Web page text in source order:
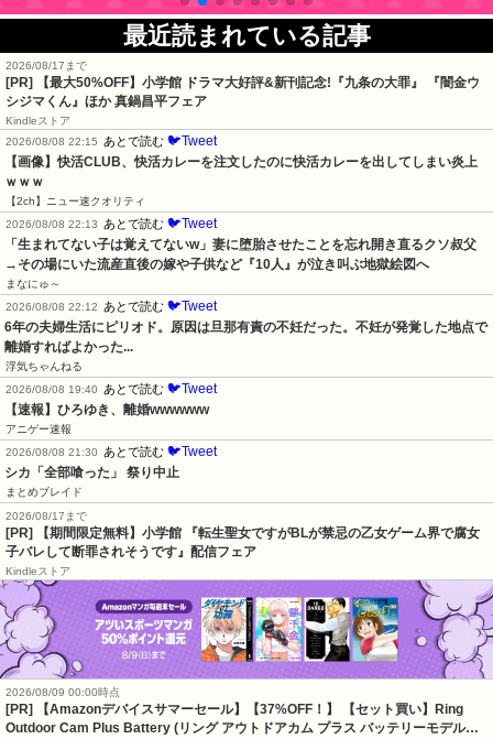
最近読まれている記事
2026/08/17まで
[PR] 【最大50%OFF】小学館 ドラマ大好評&新刊記念!『九条の大罪』 『闇金ウ
シジマくん』ほか 真鍋昌平フェア
Kindleストア
2026/08/08 22:15
あとで読む 🐦Tweet
【画像】快活CLUB、快活カレーを注文したのに快活カレーを出してしまい炎上
ｗｗｗ
【2ch】ニュー速クオリティ
2026/08/08 22:13
あとで読む 🐦Tweet
「生まれてない子は覚えてないw」妻に堕胎させたことを忘れ開き直るクソ叔父
→その場にいた流産直後の嫁や子供など『10人』が泣き叫ぶ地獄絵図へ
まなにゅ～
2026/08/08 22:12
あとで読む 🐦Tweet
6年の夫婦生活にピリオド。原因は旦那有責の不妊だった。不妊が発覚した地点で
離婚すればよかった...
浮気ちゃんねる
2026/08/08 19:40
あとで読む 🐦Tweet
【速報】ひろゆき、離婚wwwwww
アニゲー速報
2026/08/08 21:30
あとで読む 🐦Tweet
シカ「全部喰った」 祭り中止
まとめブレイド
2026/08/17まで
[PR] 【期間限定無料】小学館 『転生聖女ですがBLが禁忌の乙女ゲーム界で腐女
子バレして断罪されそうです』配信フェア
Kindleストア
2026/08/09 00:00時点
[PR] 【Amazonデバイスサマーセール】【37%OFF！】 【セット買い】Ring
Outdoor Cam Plus Battery (リング アウトドアカム プラス バッテリーモデル…